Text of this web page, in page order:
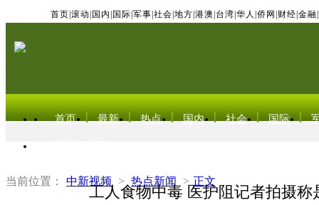
首页 滚动 国内 国际 军事 社会 地方 港澳 台湾 华人 侨网 财经 金融
首页 最新 热点 国内 社会 国际
当前位置： 中新视频 > 热点新闻 > 正文
工人食物中毒 医护阻记者拍摄称